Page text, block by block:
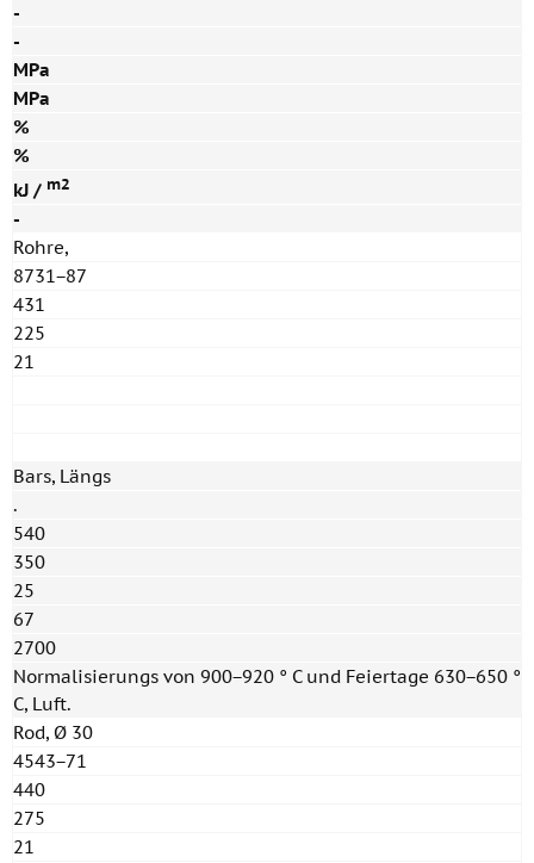
-
-
MPa
MPa
%
%
kJ / m2
-
Rohre,
8731−87
431
225
21
Bars, Längs
.
540
350
25
67
2700
Normalisierungs von 900−920 ° C und Feiertage 630−650 °
C, Luft.
Rod, Ø 30
4543−71
440
275
21